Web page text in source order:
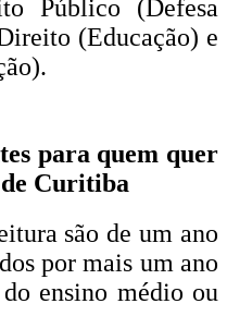
Público (Defesa
(Educação) e
para quem quer
Curitiba
são de um ano
por mais um ano
ensino médio ou